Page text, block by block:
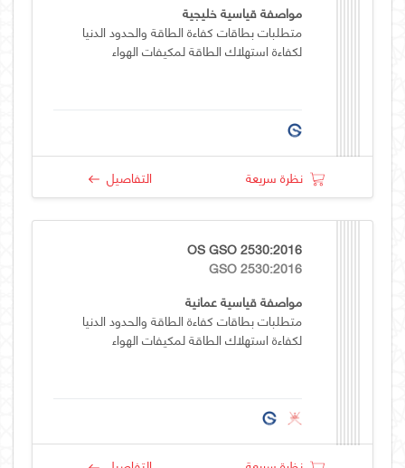
مواصفة قياسية خليجية
متطلبات بطاقات كفاءة الطاقة والحدود الدنيا
لكفاءة استهلاك الطاقة لمكيفات الهواء
نظرة سريعة التفاصيل
OS GSO 2530:2016
GSO 2530:2016
مواصفة قياسية عمانية
متطلبات بطاقات كفاءة الطاقة والحدود الدنيا
لكفاءة استهلاك الطاقة لمكيفات الهواء